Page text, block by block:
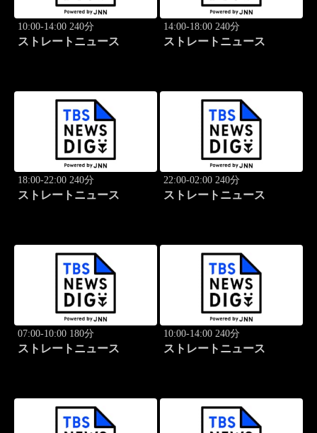
10:00-14:00 240分
ストレートニュース
14:00-18:00 240分
ストレートニュース
18:00-22:00 240分
ストレートニュース
22:00-02:00 240分
ストレートニュース
07:00-10:00 180分
ストレートニュース
10:00-14:00 240分
ストレートニュース